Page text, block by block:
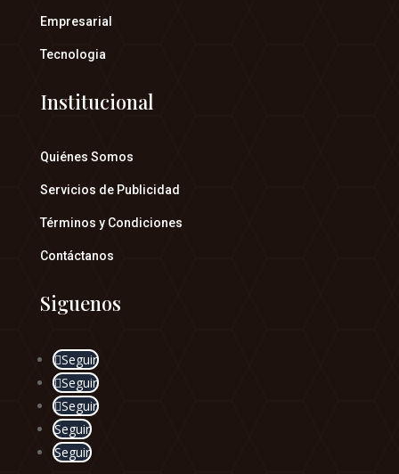
Empresarial
Tecnologia
Institucional
Quiénes Somos
Servicios de Publicidad
Términos y Condiciones
Contáctanos
Siguenos
Seguir
Seguir
Seguir
Seguir
Seguir